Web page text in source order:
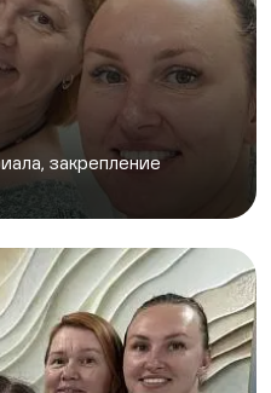
закрепление